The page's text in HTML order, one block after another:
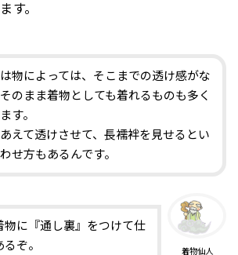
す。
物によっては、そこまでの透け感がな
のまま着物としても着れるものも多く
す。
えて透けさせて、長襦袢を見せるとい
せ方もあるんです。
着物仙人
物に『通し裏』をつけて仕
ぞ。